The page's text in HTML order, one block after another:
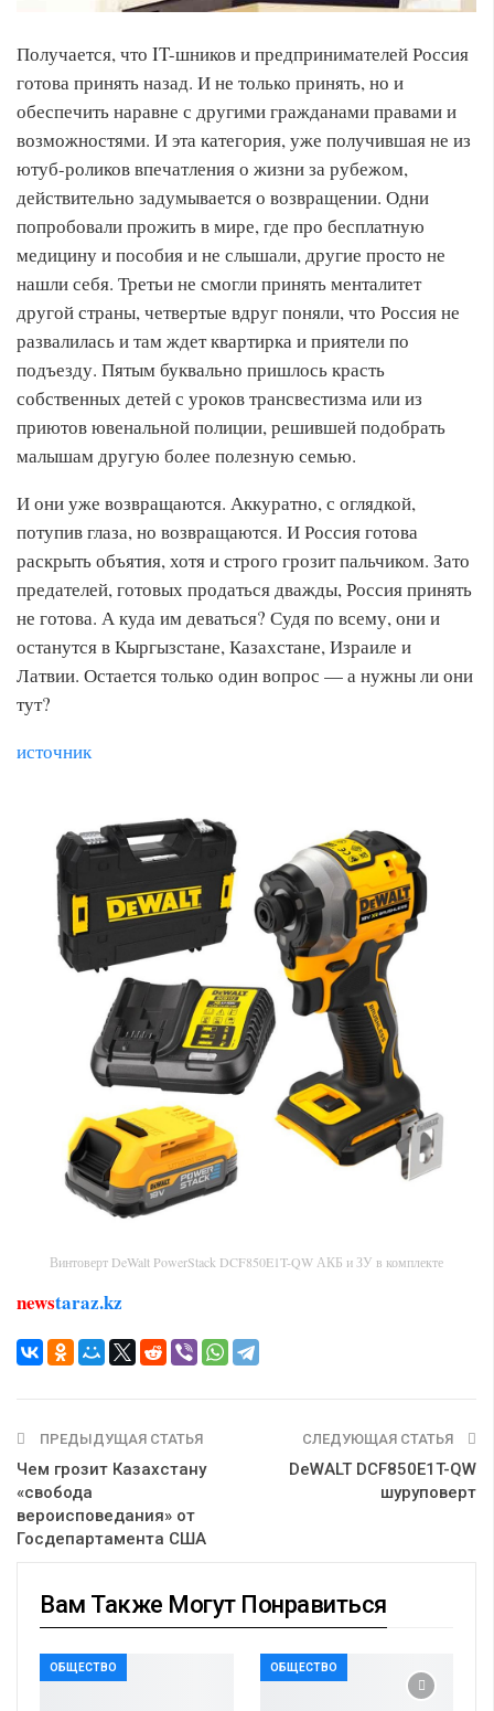
Получается, что IT-шников и предпринимателей Россия
готова принять назад. И не только принять, но и
обеспечить наравне с другими гражданами правами и
возможностями. И эта категория, уже получившая не из
ютуб-роликов впечатления о жизни за рубежом,
действительно задумывается о возвращении. Одни
попробовали прожить в мире, где про бесплатную
медицину и пособия и не слышали, другие просто не
нашли себя. Третьи не смогли принять менталитет
другой страны, четвертые вдруг поняли, что Россия не
развалилась и там ждет квартирка и приятели по
подъезду. Пятым буквально пришлось красть
собственных детей с уроков трансвестизма или из
приютов ювенальной полиции, решившей подобрать
малышам другую более полезную семью.
И они уже возвращаются. Аккуратно, с оглядкой,
потупив глаза, но возвращаются. И Россия готова
раскрыть объятия, хотя и строго грозит пальчиком. Зато
предателей, готовых продаться дважды, Россия принять
не готова. А куда им деваться? Судя по всему, они и
останутся в Кыргызстане, Казахстане, Израиле и
Латвии. Остается только один вопрос — а нужны ли они
тут?
источник
Винтоверт DeWalt PowerStack DCF850E1T-QW АКБ и ЗУ в комплекте
newstaraz.kz
ПРЕДЫДУЩАЯ СТАТЬЯ
Чем грозит Казахстану
«свобода
вероисповедания» от
Госдепартамента США
СЛЕДУЮЩАЯ СТАТЬЯ
DeWALT DCF850E1T-QW
шуруповерт
Вам Также Могут Понравиться
ОБЩЕСТВО ОБЩЕСТВО